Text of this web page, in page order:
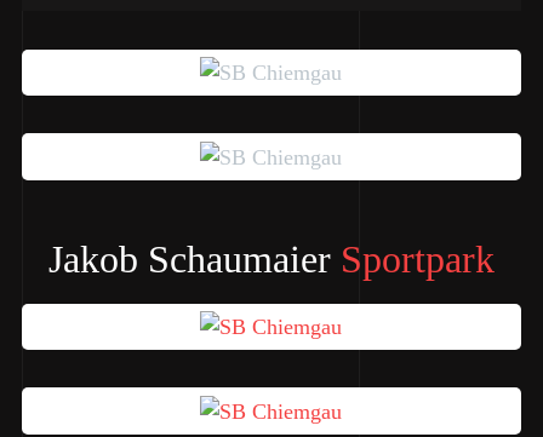
Jakob Schaumaier Sportpark